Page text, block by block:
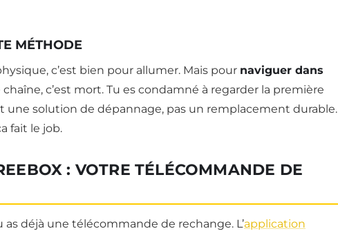
MÉTHODE
c’est bien pour allumer. Mais pour naviguer dans
chaîne, c’est mort. Tu es condamné à regarder la première
une solution de dépannage, pas un remplacement durable.
fait le job.
: VOTRE TÉLÉCOMMANDE DE
déjà une télécommande de rechange. L’application